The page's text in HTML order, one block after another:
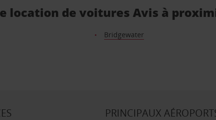
location de voitures Avis à
Bridgewater
PRINCIPAUX